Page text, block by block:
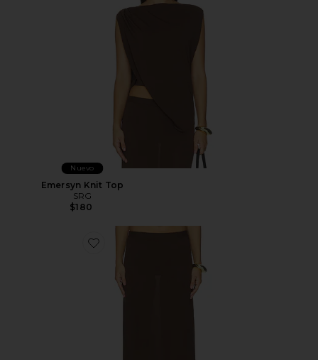
Nuevo
Emersyn Knit Top
SRG
$180
Favorite FALDA EMERSYN